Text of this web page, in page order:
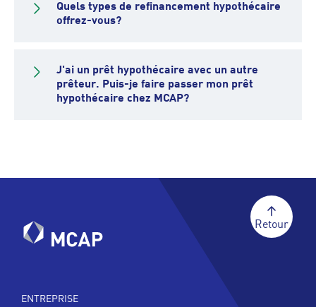
Quels types de refinancement hypothécaire
offrez-vous?
J'ai un prêt hypothécaire avec un autre
prêteur. Puis-je faire passer mon prêt
hypothécaire chez MCAP?
ENTREPRISE
Retour